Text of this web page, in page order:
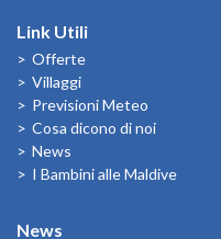
Link Utili
Offerte
Villaggi
Previsioni Meteo
Cosa dicono di noi
News
I Bambini alle Maldive
News